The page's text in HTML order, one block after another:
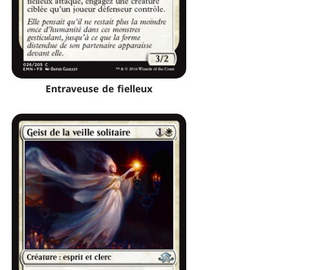
Entraveuse de fielleux